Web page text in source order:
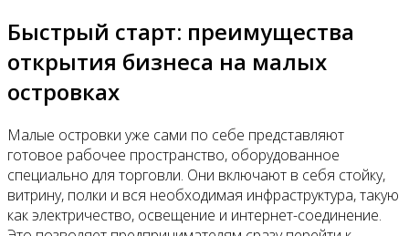
Быстрый старт: преимущества
открытия бизнеса на малых
островках
Малые островки уже сами по себе представляют
готовое рабочее пространство, оборудованное
специально для торговли. Они включают в себя стойку,
витрину, полки и вся необходимая инфраструктура, такую
как электричество, освещение и интернет-соединение.